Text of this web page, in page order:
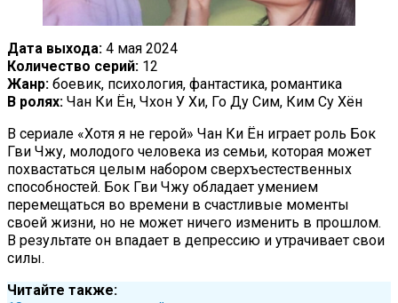
Дата выхода: 4 мая 2024
Количество серий: 12
Жанр: боевик, психология, фантастика, романтика
В ролях: Чан Ки Ён, Чхон У Хи, Го Ду Сим, Ким Су Хён
В сериале «Хотя я не герой» Чан Ки Ён играет роль Бок
Гви Чжу, молодого человека из семьи, которая может
похвастаться целым набором сверхъестественных
способностей. Бок Гви Чжу обладает умением
перемещаться во времени в счастливые моменты
своей жизни, но не может ничего изменить в прошлом.
В результате он впадает в депрессию и утрачивает свои
силы.
Читайте также: